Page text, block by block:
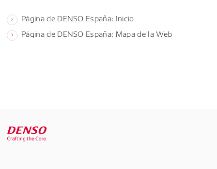
Página de DENSO España: Inicio
Página de DENSO España: Mapa de la Web